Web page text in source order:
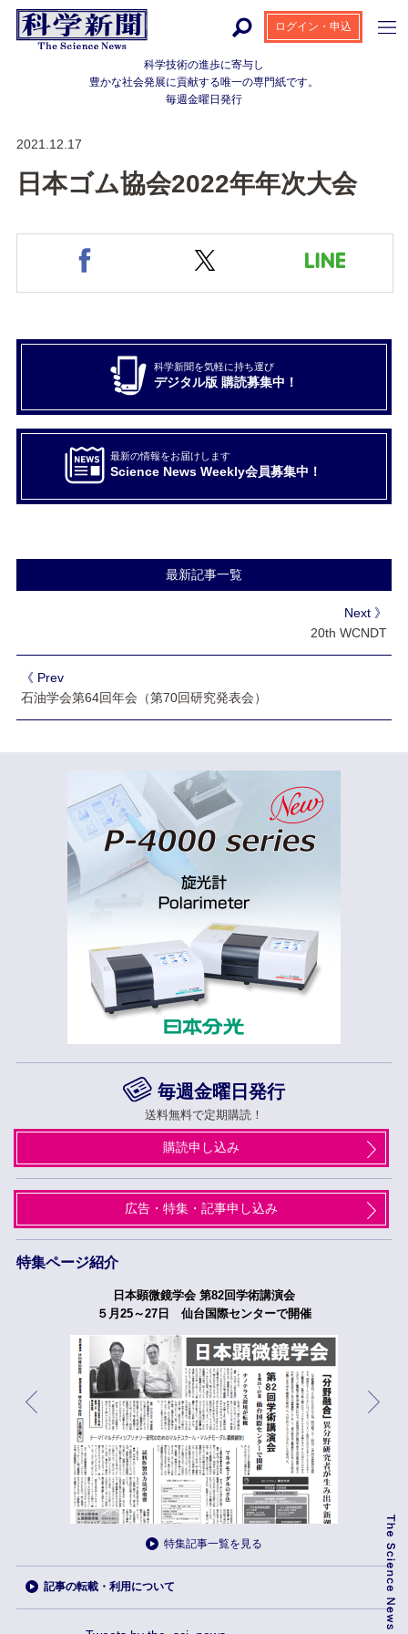
科学技術の進歩に寄与し
豊かな社会発展に貢献する唯一の専門紙です。
毎週金曜日発行
ログイン・申込
2021.12.17
日本ゴム協会2022年年次大会
科学新聞を気軽に持ち運び
デジタル版 購読募集中！
最新の情報をお届けします
Science News Weekly会員募集中！
最新記事一覧
Next 》
20th WCNDT
《 Prev
石油学会第64回年会（第70回研究発表会）
毎週金曜日発行
送料無料で定期購読！
購読申し込み
広告・特集・記事申し込み
特集ページ紹介
日本顕微鏡学会 第82回学術講演会
５月25～27日 仙台国際センターで開催
特集記事一覧を見る
記事の転載・利用について